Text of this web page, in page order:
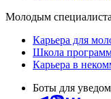
Молодым
Карьера для
Школа
Карьера в
Боты для